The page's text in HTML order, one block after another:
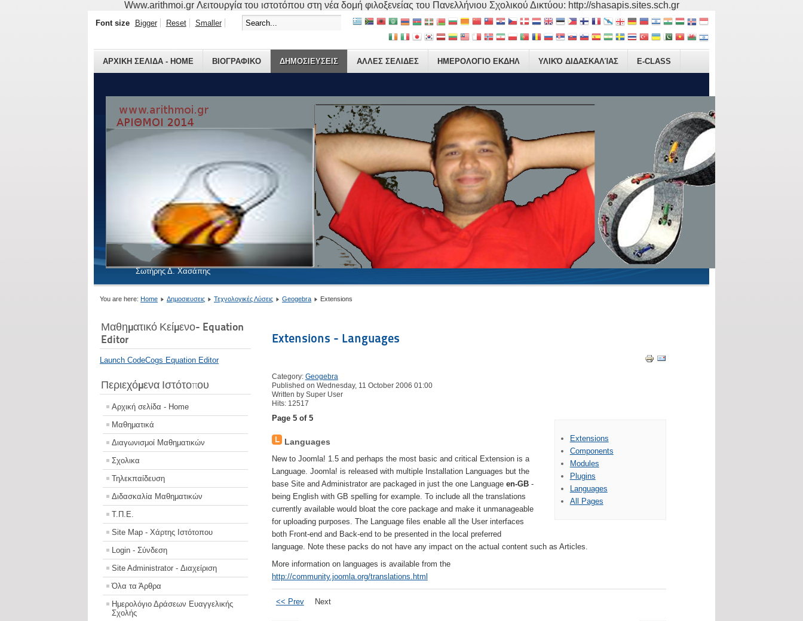
Www.arithmoi.gr Λειτουργία του ιστοτόπου στη νέα δομή φιλοξενείας του Πανελλήνιου Σχολικού Δικτύου: http://shasapis.sites.sch.gr
Σωτήρης Δ. Χασάπης
ΑΡΧΙΚΗ ΣΕΛΙΔΑ - HOME ΒΙΟΓΡΑΦΙΚO ΔΗΜΟΣΙΕΥΣΕΙΣ ΑΛΛΕΣ ΣΕΛΙΔΕΣ ΗΜΕΡΟΛΟΓΙΟ ΕΚΔΗΛ ΥΛΙΚΌ ΔΙΔΑΣΚΑΛΊΑΣ E-CLASS
Font size Bigger Reset Smaller
You are here: Home Δημοσιευσεις Τεχνολογικές Λύσεις Geogebra Extensions
Μαθηματικό Κείμενο- Equation
Editor
Launch CodeCogs Equation Editor
Περιεχόμενα Ιστότοπου
Αρχική σελίδα - Home
Μαθηματικά
Διαγωνισμοί Μαθηματικών
Σχολικα
Τηλεκπαίδευση
Διδασκαλία Μαθηματικών
Τ.Π.Ε.
Site Map - Χάρτης Ιστότοπου
Login - Σύνδεση
Site Administrator - Διαχείριση
Όλα τα Άρθρα
Ημερολόγιο Δράσεων Ευαγγελικής
Σχολής
Extensions - Languages
Category: Geogebra
Published on Wednesday, 11 October 2006 01:00
Written by Super User
Hits: 12517
Extensions
Components
Modules
Plugins
Languages
All Pages
Page 5 of 5
Languages
New to Joomla! 1.5 and perhaps the most basic and critical Extension is a
Language. Joomla! is released with multiple Installation Languages but the
base Site and Administrator are packaged in just the one Language en-GB-
being English with GB spelling for example. To include all the translations
currently available would bloat the core package and make it unmanageable
for uploading purposes. The Language files enable all the User interfaces
both Front-end and Back-end to be presented in the local preferred
language. Note these packs do not have any impact on the actual content such as Articles.
More information on languages is available from the
http://community.joomla.org/translations.html
<< Prev Next